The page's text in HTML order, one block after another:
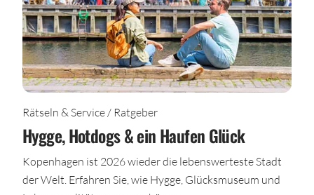
Rätseln & Service / Ratgeber
Hygge, Hotdogs & ein Haufen Glück
Kopenhagen ist 2026 wieder die lebenswerteste Stadt
der Welt. Erfahren Sie, wie Hygge, Glücksmuseum und